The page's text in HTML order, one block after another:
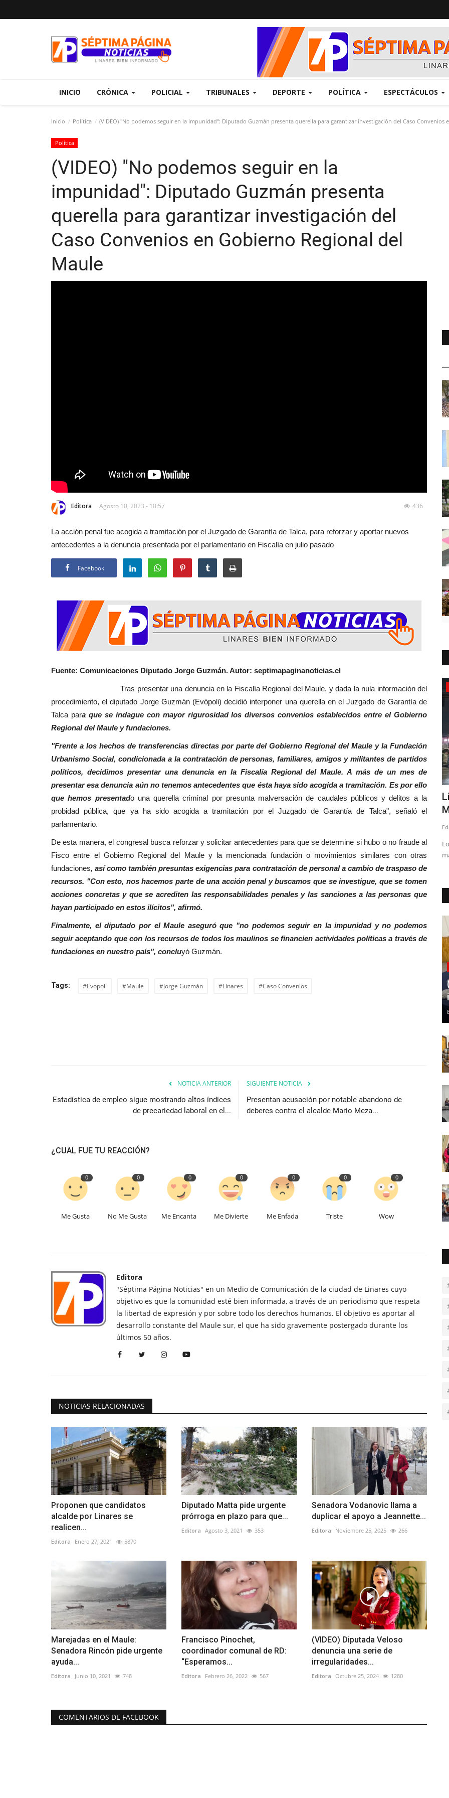
INICIO CRÓNICA POLICIAL TRIBUNALES DEPORTE POLÍTICA ESPECTÁCULOS
Inicio Política (VIDEO) "No podemos seguir en la impunidad": Diputado Guzmán presenta querella para garantizar investigación del Caso Convenios
Política
(VIDEO) "No podemos seguir en la
impunidad": Diputado Guzmán presenta
querella para garantizar investigación del
Caso Convenios en Gobierno Regional del
Maule
Editora Agosto 10, 2023 - 10:57 436
La acción penal fue acogida a tramitación por el Juzgado de Garantía de Talca, para reforzar y aportar nuevos
antecedentes a la denuncia presentada por el parlamentario en Fiscalía en julio pasado
Facebook
Fuente: Comunicaciones Diputado Jorge Guzmán. Autor: septimapaginanoticias.cl
Tras presentar una denuncia en la Fiscalía Regional del Maule, y dada la nula información del
procedimiento, el diputado Jorge Guzmán (Evópoli) decidió interponer una querella en el Juzgado de Garantía de
Talca para que se indague con mayor rigurosidad los diversos convenios establecidos entre el Gobierno
Regional del Maule y fundaciones.
"Frente a los hechos de transferencias directas por parte del Gobierno Regional del Maule y la Fundación
Urbanismo Social, condicionada a la contratación de personas, familiares, amigos y militantes de partidos
políticos, decidimos presentar una denuncia en la Fiscalía Regional del Maule. A más de un mes de
presentar esa denuncia aún no tenemos antecedentes que ésta haya sido acogida a tramitación. Es por ello
que hemos presentado una querella criminal por presunta malversación de caudales públicos y delitos a la
probidad pública, que ya ha sido acogida a tramitación por el Juzgado de Garantía de Talca", señaló el
parlamentario.
De esta manera, el congresal busca reforzar y solicitar antecedentes para que se determine si hubo o no fraude al
Fisco entre el Gobierno Regional del Maule y la mencionada fundación o movimientos similares con otras
fundaciones, así como también presuntas exigencias para contratación de personal a cambio de traspaso de
recursos. "Con esto, nos hacemos parte de una acción penal y buscamos que se investigue, que se tomen
acciones concretas y que se acrediten las responsabilidades penales y las sanciones a las personas que
hayan participado en estos ilícitos", afirmó.
Finalmente, el diputado por el Maule aseguró que "no podemos seguir en la impunidad y no podemos
seguir aceptando que con los recursos de todos los maulinos se financien actividades políticas a través de
fundaciones en nuestro país", concluyó Guzmán.
Tags: #Evopoli #Maule #Jorge Guzmán #Linares #Caso Convenios
NOTICIA ANTERIOR
Estadística de empleo sigue mostrando altos índices
de precariedad laboral en el...
SIGUIENTE NOTICIA
Presentan acusación por notable abandono de
deberes contra el alcalde Mario Meza...
¿CUAL FUE TU REACCIÓN?
0
Me Gusta
0
No Me Gusta
0
Me Encanta
0
Me Divierte
0
Me Enfada
0
Triste
0
Wow
Editora
"Séptima Página Noticias" en un Medio de Comunicación de la ciudad de Linares cuyo
objetivo es que la comunidad esté bien informada, a través de un periodismo que respeta
la libertad de expresión y por sobre todo los derechos humanos. El objetivo es aportar al
desarrollo constante del Maule sur, el que ha sido gravemente postergado durante los
últimos 50 años.
NOTICIAS RELACIONADAS
Proponen que candidatos
alcalde por Linares se
realicen...
Editora Enero 27, 2021 5870
Diputado Matta pide urgente
prórroga en plazo para que...
Editora Agosto 3, 2021 353
Senadora Vodanovic llama a
duplicar el apoyo a Jeannette...
Editora Noviembre 25, 2025 266
Marejadas en el Maule:
Senadora Rincón pide urgente
ayuda...
Editora Junio 10, 2021 748
Francisco Pinochet,
coordinador comunal de RD:
“Esperamos...
Editora Febrero 26, 2022 567
(VIDEO) Diputada Veloso
denuncia una serie de
irregularidades...
Editora Octubre 25, 2024 1280
COMENTARIOS DE FACEBOOK
de Danza de la UC.
Linares: cuando fiscalizar se convierte
en persecución
Editora
"Todos integran el mismo Concejo Municipal. Todos fueron
elegidos con el mismo mandato...
Policial
Linares: ciclista muere tras ser
atropellado en el peligroso...
Los hechos originados a eso de las 08:15 de esta mañana en
el cruce Las Vertientes,...